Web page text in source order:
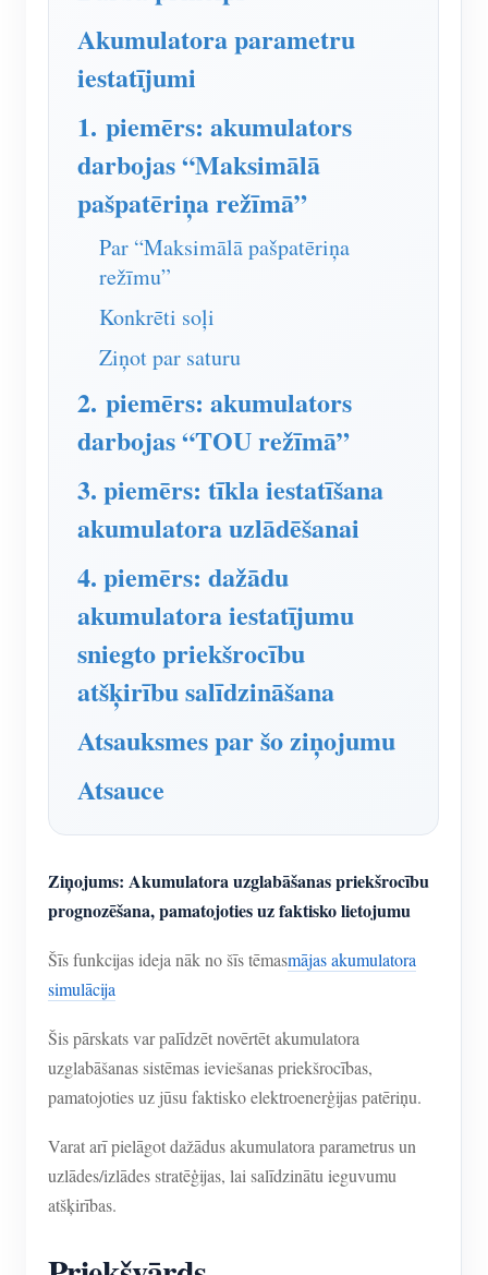
IAMMETER simulators
Virtuālais skaitītājs
Enerģijas prognozēšanas un simulācijas sistēma
Lietojumprogrammas
Saules PV sistēmas enerģijas monitors
Elektroenerģijas patēriņa monitors
PV sildītāja vadības sistēma
Mājas automatizācija
Rūpnīcas enerģijas uzraudzība
Veikals
Produkta īsais ievads
Dokuments
Apmācības video
FAQ
Jaunumi
Blogi
kopiena
Izstrādātājs
Izpētīt
Atlīdzības programma
Sazināties
Par mums
Akumulatora parametru
iestatījumi
1. piemērs: akumulators
darbojas “Maksimālā
pašpatēriņa režīmā”
Par “Maksimālā pašpatēriņa
režīmu”
Konkrēti soļi
Ziņot par saturu
2. piemērs: akumulators
darbojas “TOU režīmā”
3. piemērs: tīkla iestatīšana
akumulatora uzlādēšanai
4. piemērs: dažādu
akumulatora iestatījumu
sniegto priekšrocību
atšķirību salīdzināšana
Atsauksmes par šo ziņojumu
Atsauce
Ziņojums: Akumulatora uzglabāšanas priekšrocību
prognozēšana, pamatojoties uz faktisko lietojumu
Šīs funkcijas ideja nāk no šīs tēmasmājas akumulatora
simulācija
Šis pārskats var palīdzēt novērtēt akumulatora
uzglabāšanas sistēmas ieviešanas priekšrocības,
pamatojoties uz jūsu faktisko elektroenerģijas patēriņu.
Varat arī pielāgot dažādus akumulatora parametrus un
uzlādes/izlādes stratēģijas, lai salīdzinātu ieguvumu
atšķirības.